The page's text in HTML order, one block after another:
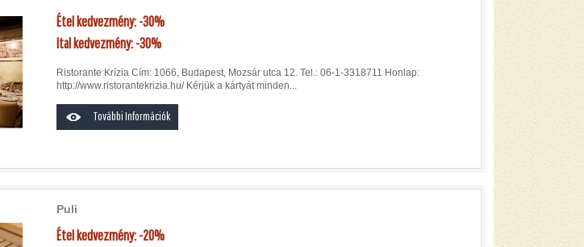
Étel kedvezmény: -30%
Ital kedvezmény: -30%
Ristorante Krízia Cím: 1066, Budapest, Mozsár utca 12. Tel.: 06-1-3318711 Honlap:
http://www.ristorantekrizia.hu/ Kérjük a kártyát minden...
További Információk
Puli
Étel kedvezmény: -20%